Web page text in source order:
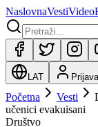
NaslovnaVestiVideo
LAT Prijava
Početna Vesti
učenici evakuisani
Društvo